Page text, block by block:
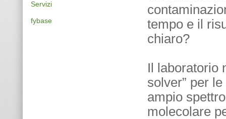
Servizi
fybase
tempo e il
chiaro?
Il laboratorio
solver” per
ampio
molecolare